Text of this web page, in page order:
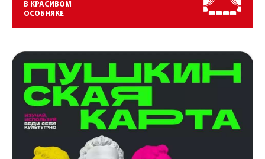
В КРАСИВОМ
ОСОБНЯКЕ